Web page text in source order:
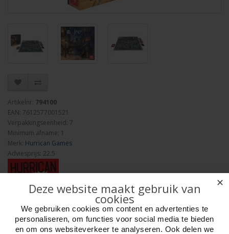
Artikelnr: 794100
EAN: 7612577001521
Verpakkingseenheid: 7
Minimum afname: 1
Merk: Hurrican Games
Adviesprijs: 22.5
Aantal
✕
Deze website maakt gebruik van
cookies
We gebruiken cookies om content en advertenties te
personaliseren, om functies voor social media te bieden
en om ons websiteverkeer te analyseren. Ook delen we